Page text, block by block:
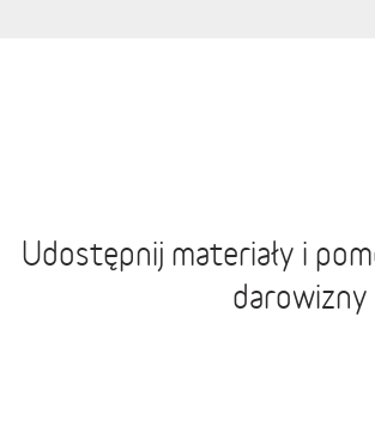
Udostępnij materiały i